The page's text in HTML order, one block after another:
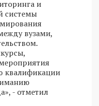
и
системы
вузами,
квалификации
- отметил